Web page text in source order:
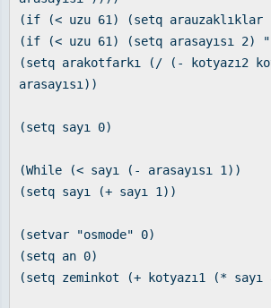
(if (< uzu 61) (setq
(if (< uzu 61) (setq arasayısı 2)
(setq arakotfarkı (/ (- kotyazı2
arasayısı))
(setq sayı 0)
(While (< sayı (- arasayısı 1))
(setq sayı (+ sayı 1))
(setvar "osmode" 0)
(setq an 0)
(setq zeminkot (+ kotyazı1 (*